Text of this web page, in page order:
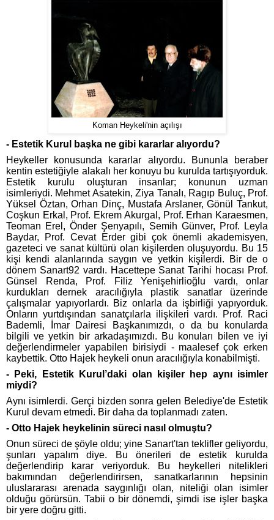
Koman Heykeli'nin açılışı
- Estetik Kurul başka ne gibi kararlar alıyordu?
Heykeller konusunda kararlar alıyordu. Bununla beraber
kentin estetiğiyle alakalı her konuyu bu kurulda tartışıyorduk.
Estetik kurulu oluşturan insanlar; konunun uzman
isimleriydi. Mehmet Asatekin, Ziya Tanalı, Ragıp Buluç, Prof.
Yüksel Öztan, Orhan Dinç, Mustafa Arslaner, Gönül Tankut,
Coşkun Erkal, Prof. Ekrem Akurgal, Prof. Erhan Karaesmen,
Teoman Erel, Önder Şenyapılı, Semih Günver, Prof. Leyla
Baydar, Prof. Cevat Erder gibi çok önemli akademisyen,
gazeteci ve sanat kültürü olan kişilerden oluşuyordu. Bu 15
kişi kendi alanlarında saygın ve yetkin kişilerdi. Bir de o
dönem Sanart92 vardı. Hacettepe Sanat Tarihi hocası Prof.
Günsel Renda, Prof. Filiz Yenişehirlioğlu vardı, onlar
kurdukları dernek aracılığıyla plastik sanatlar üzerinde
çalışmalar yapıyorlardı. Biz onlarla da işbirliği yapıyorduk.
Onların yurtdışından sanatçılarla ilişkileri vardı. Prof. Raci
Bademli, İmar Dairesi Başkanımızdı, o da bu konularda
bilgili ve yetkin bir arkadaşımızdı. Bu konuları bilen ve iyi
değerlendirmeler yapabilen birisiydi - maalesef çok erken
kaybettik. Otto Hajek heykeli onun aracılığıyla konabilmişti.
- Peki, Estetik Kurul’daki olan kişiler hep aynı isimler
miydi?
Aynı isimlerdi. Gerçi bizden sonra gelen Belediye'de Estetik
Kurul devam etmedi. Bir daha da toplanmadı zaten.
- Otto Hajek heykelinin süreci nasıl olmuştu?
Onun süreci de şöyle oldu; yine Sanart'tan teklifler geliyordu,
şunları yapalım diye. Bu önerileri de estetik kurulda
değerlendirip karar veriyorduk. Bu heykelleri nitelikleri
bakımından değerlendirirsen, sanatkarlarının hepsinin
uluslararası arenada saygınlığı olan, niteliği olan isimler
olduğu görürsün. Tabii o bir dönemdi, şimdi ise işler başka
bir yere doğru gitti.